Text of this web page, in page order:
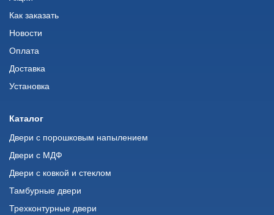
Как заказать
Новости
Оплата
Доставка
Установка
Каталог
Двери с порошковым напылением
Двери с МДФ
Двери с ковкой и стеклом
Тамбурные двери
Трехконтурные двери